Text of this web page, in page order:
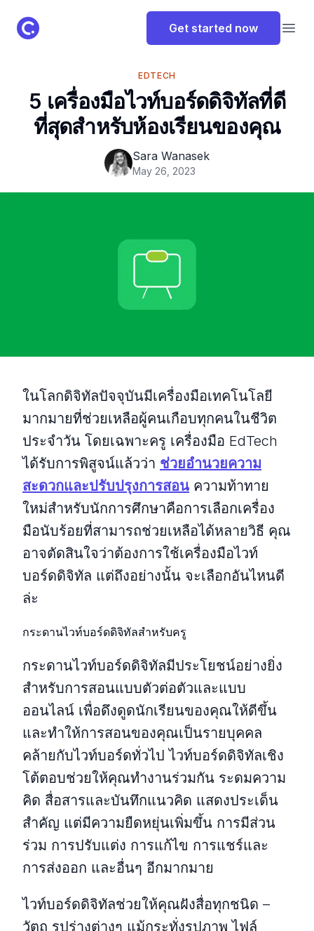
ClassPoint Logo Get started now
EDTECH
5 เครื่องมือไวท์บอร์ดดิจิทัลที่ดี
ที่สุดสำหรับห้องเรียนของคุณ
Sara Wanasek
May 26, 2023
ในโลกดิจิทัลปัจจุบันมีเครื่องมือเทคโนโลยี
มากมายที่ช่วยเหลือผู้คนเกือบทุกคนในชีวิต
ประจำวัน โดยเฉพาะครู เครื่องมือ EdTech
ได้รับการพิสูจน์แล้วว่า ช่วยอำนวยความ
สะดวกและปรับปรุงการสอน ความท้าทาย
ใหม่สำหรับนักการศึกษาคือการเลือกเครื่อง
มือนับร้อยที่สามารถช่วยเหลือได้หลายวิธี คุณ
อาจตัดสินใจว่าต้องการใช้เครื่องมือไวท์
บอร์ดดิจิทัล แต่ถึงอย่างนั้น จะเลือกอันไหนดี
ล่ะ
กระดานไวท์บอร์ดดิจิทัลสำหรับครู
กระดานไวท์บอร์ดดิจิทัลมีประโยชน์อย่างยิ่ง
สำหรับการสอนแบบตัวต่อตัวและแบบ
ออนไลน์ เพื่อดึงดูดนักเรียนของคุณให้ดีขึ้น
และทำให้การสอนของคุณเป็นรายบุคคล
คล้ายกับไวท์บอร์ดทั่วไป ไวท์บอร์ดดิจิทัลเชิง
โต้ตอบช่วยให้คุณทำงานร่วมกัน ระดมความ
คิด สื่อสารและบันทึกแนวคิด แสดงประเด็น
สำคัญ แต่มีความยืดหยุ่นเพิ่มขึ้น การมีส่วน
ร่วม การปรับแต่ง การแก้ไข การแชร์และ
การส่งออก และอื่นๆ อีกมากมาย
ไวท์บอร์ดดิจิทัลช่วยให้คุณฝังสื่อทุกชนิด –
วัตถุ รูปร่างต่างๆ แม้กระทั่งรูปภาพ ไฟล์